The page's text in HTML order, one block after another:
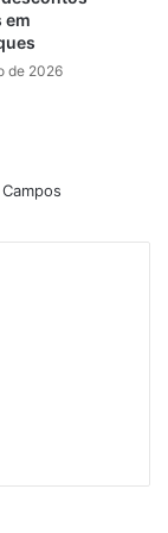
em
de 2026
Campos